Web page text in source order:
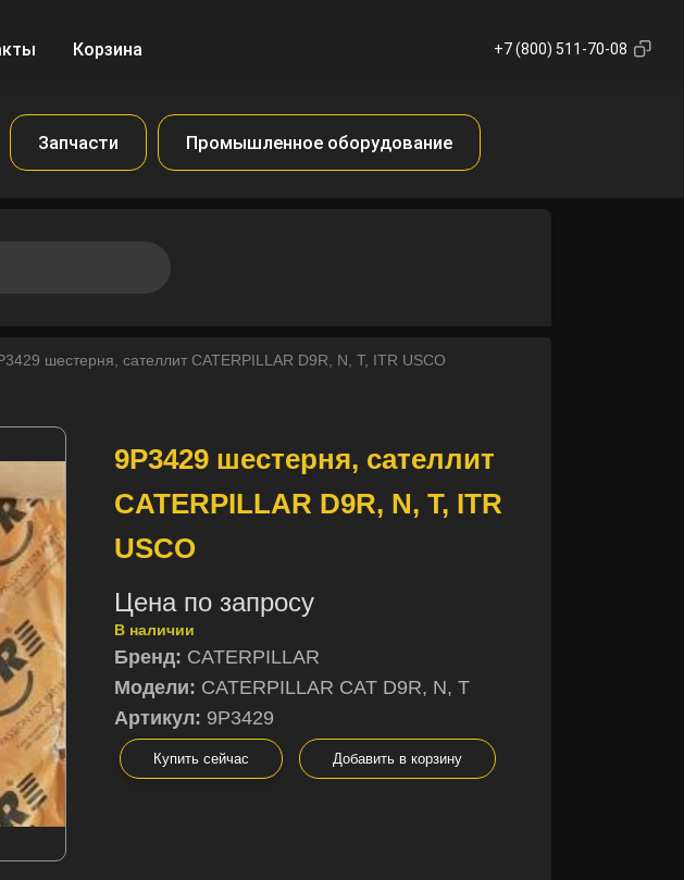
Корзина +7 (800) 511-70-08
Запчасти Промышленное оборудование
шестерня, сателлит CATERPILLAR D9R, N, T, ITR USCO
9P3429 шестерня, сателлит
CATERPILLAR D9R, N, T, ITR
USCO
Цена по запросу
В наличии
Бренд: CATERPILLAR
Модели: CATERPILLAR CAT D9R, N, T
Артикул: 9P3429
Купить сейчас Добавить в корзину